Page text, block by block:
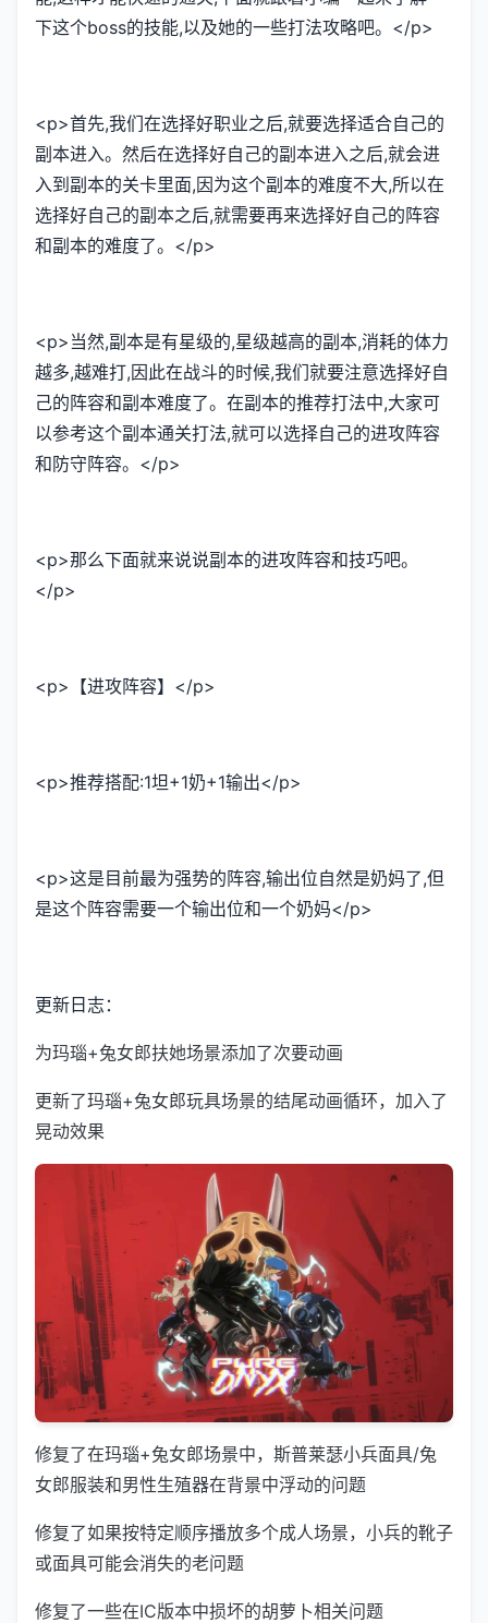
下这个boss的技能,以及她的一些打法攻略吧。</p>
<p>首先,我们在选择好职业之后,就要选择适合自己的
副本进入。然后在选择好自己的副本进入之后,就会进
入到副本的关卡里面,因为这个副本的难度不大,所以在
选择好自己的副本之后,就需要再来选择好自己的阵容
和副本的难度了。</p>
<p>当然,副本是有星级的,星级越高的副本,消耗的体力
越多,越难打,因此在战斗的时候,我们就要注意选择好自
己的阵容和副本难度了。在副本的推荐打法中,大家可
以参考这个副本通关打法,就可以选择自己的进攻阵容
和防守阵容。</p>
<p>那么下面就来说说副本的进攻阵容和技巧吧。
</p>
<p>【进攻阵容】</p>
<p>推荐搭配:1坦+1奶+1输出</p>
<p>这是目前最为强势的阵容,输出位自然是奶妈了,但
是这个阵容需要一个输出位和一个奶妈</p>
更新日志：
为玛瑙+兔女郎扶她场景添加了次要动画
更新了玛瑙+兔女郎玩具场景的结尾动画循环，加入了
晃动效果
修复了在玛瑙+兔女郎场景中，斯普莱瑟小兵面具/兔
女郎服装和男性生殖器在背景中浮动的问题
修复了如果按特定顺序播放多个成人场景，小兵的靴子
或面具可能会消失的老问题
修复了一些在IC版本中损坏的胡萝卜相关问题